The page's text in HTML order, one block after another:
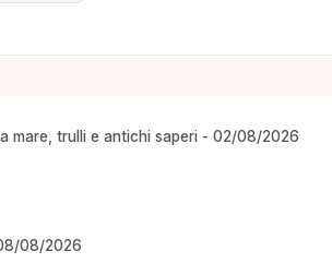
mare, trulli e antichi saperi - 02/08/2026
08/2026